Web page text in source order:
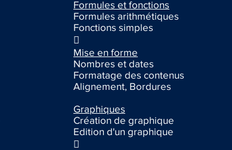
Formules et fonctions
Formules arithmétiques
Fonctions simples

Mise en forme
Nombres et dates
Formatage des contenus
Alignement, Bordures
Graphiques
Création de graphique
Edition d'un graphique
